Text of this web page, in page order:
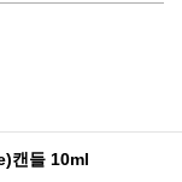
캔들 10ml